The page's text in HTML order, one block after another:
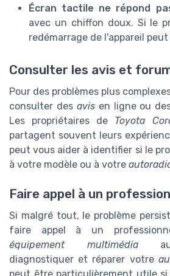
Écran tactile ne répond
avec un chiffon doux. Si le
redémarrage de l'appareil
Consulter les avis et
Pour des problèmes plus
consulter des avisen ligne ou
Les propriétaires de Toyota
partagent souvent leurs
peut vous aider à identifier si le
à votre modèle ou à votre
Faire appel à un
Si malgré tout, le problème
faire appel à un
équipement multimédia
diagnostiquer et réparer votre